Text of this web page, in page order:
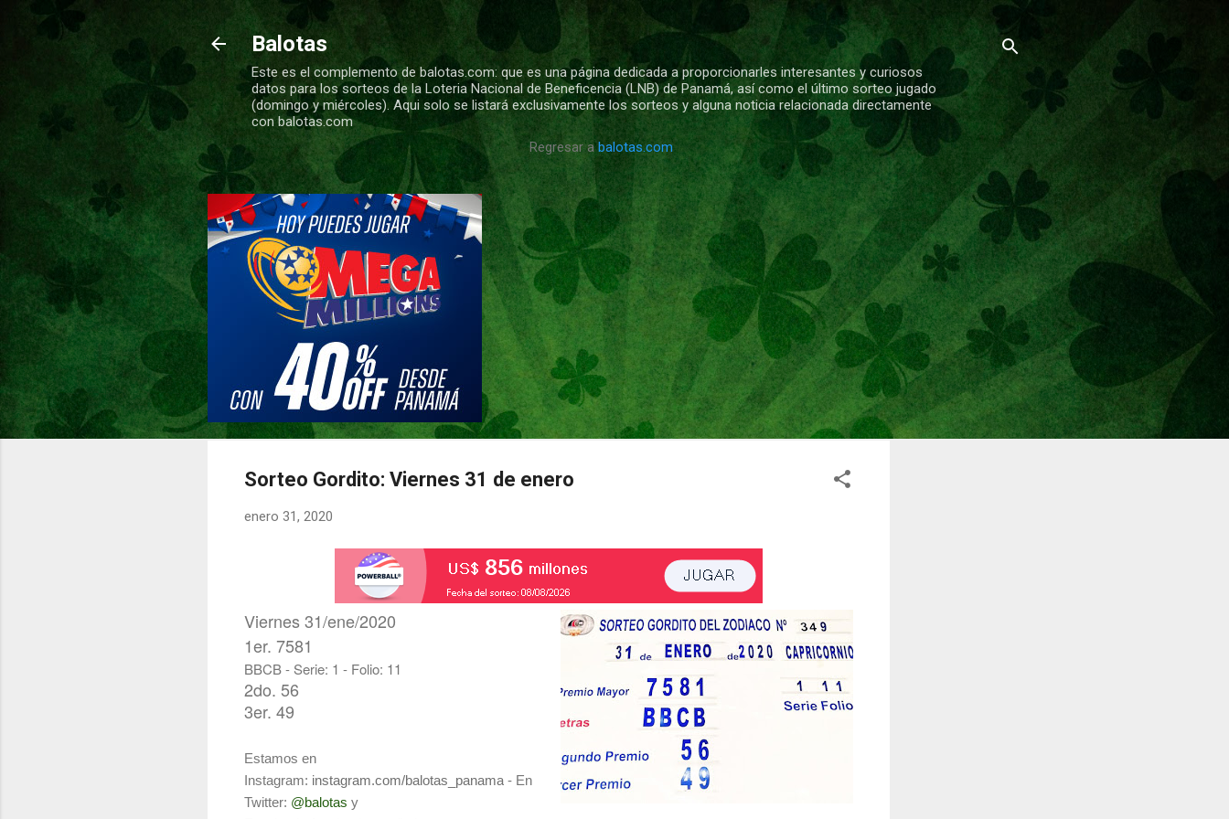
Ir al contenido principal
Balotas
Este es el complemento de balotas.com: que es una página dedicada a proporcionarles interesantes y curiosos
datos para los sorteos de la Loteria Nacional de Beneficencia (LNB) de Panamá, así como el último sorteo jugado
(domingo y miércoles). Aqui solo se listará exclusivamente los sorteos y alguna noticia relacionada directamente
con balotas.com
Regresar abalotas.com
Sorteo Gordito: Viernes 31 de enero
enero 31, 2020
Viernes 31/ene/2020
1er. 7581
BBCB - Serie: 1 - Folio: 11
2do. 56
3er. 49
Estamos en
Instagram: instagram.com/balotas_panama - En
Twitter: @balotas y